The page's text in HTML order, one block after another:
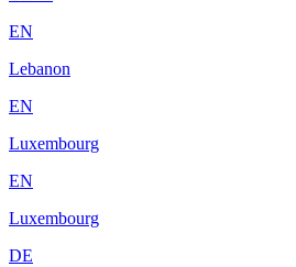
EN
Lebanon
EN
Luxembourg
EN
Luxembourg
DE